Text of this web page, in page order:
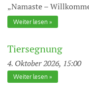
„Namaste –
Weiter lesen
Tiersegnung
4. Oktober 2026, 15:00
Weiter lesen